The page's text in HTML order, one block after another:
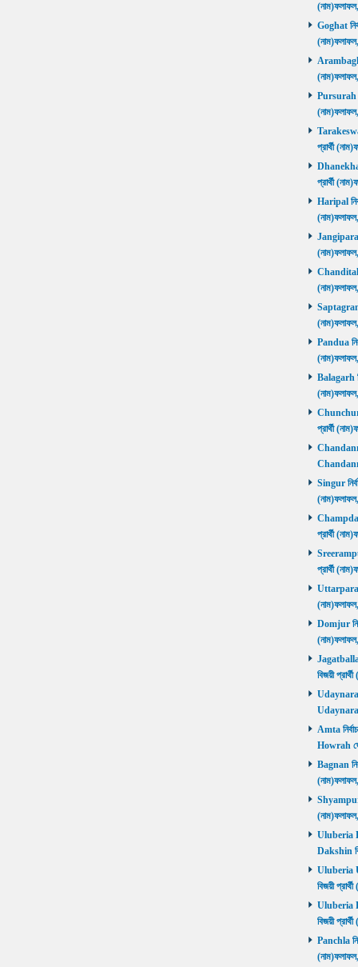
Goghat
Arambagh
Pursurah
প্রার্থী
Dhanekhali
প্রার্থী
Haripal
Jangipara
Chanditala
Saptagram
Pandua
Balagarh
Chunchura
প্রার্থী
Singur
প্রার্থী
প্রার্থী
Uttarpara
Domjur
বিজয়ী
Amta
Howrah
Bagnan
Shyampur
Uluberia
Dakshin
Uluberia
বিজয়ী
Uluberia
বিজয়ী
Panchla